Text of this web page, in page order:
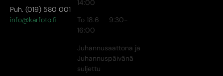
Puh. (019) 580 001
info@karfoto.fi
14:00
To 18.6 9:30-
16:00
Juhannusaattona ja
Juhannuspäivänä
suljettu